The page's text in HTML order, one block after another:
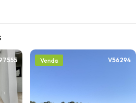
Venda V56294